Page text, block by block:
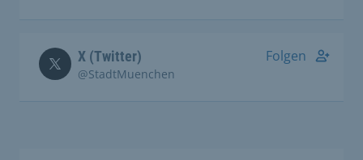
X (Twitter)
@StadtMuenchen
Folgen